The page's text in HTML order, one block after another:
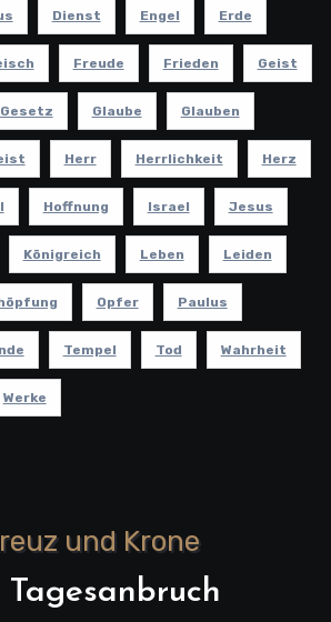
Dienst Engel Erde
Freude Frieden Geist
Gesetz Glaube Glauben
Herr Herrlichkeit Herz
Hoffnung Israel Jesus
Königreich Leben Leiden
Opfer Paulus
Tempel Tod Wahrheit
Werke
Tagesanbruch